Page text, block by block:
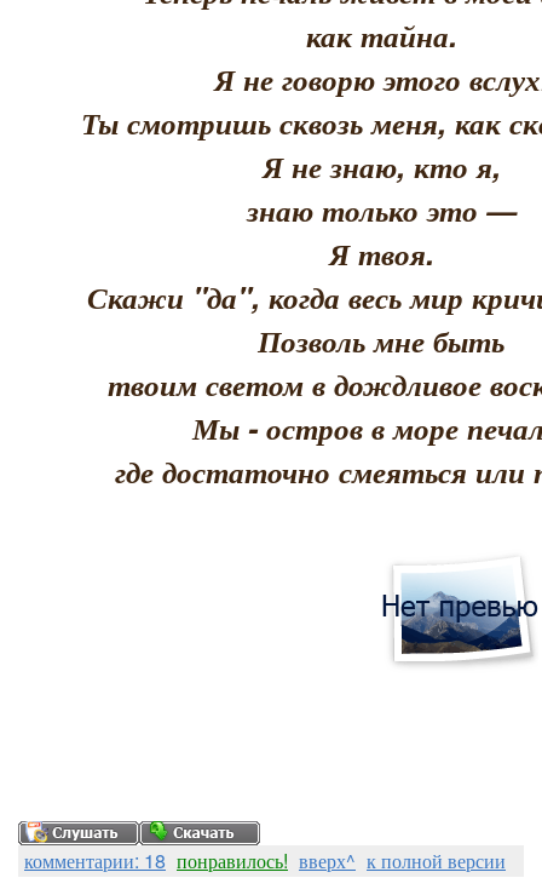
как тайна.
Я не говорю этого
Ты смотришь сквозь меня, как
Я не знаю, кто я,
знаю только это —
Я твоя.
Скажи "да", когда весь мир
Позволь мне быть
твоим светом в дождливое
Мы - остров в море
где достаточно смеяться или
комментарии: 18 понравилось! вверх^ к полной версии